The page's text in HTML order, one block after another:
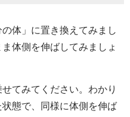
体」に置き換えてみまし
体側を伸ばしてみましょ
てみてください。わかり
態で、同様に体側を伸ば